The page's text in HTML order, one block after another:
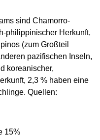
sind Chamorro-
philippinischer Herkunft,
(zum Großteil
pazifischen Inseln,
koreanischer,
2,3 % haben eine
Quellen:
15%